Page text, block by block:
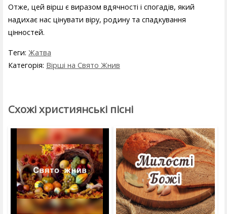
Отже, цей вірш є виразом вдячності і спогадів, який
надихає нас цінувати віру, родину та спадкування
цінностей.
Теги: Жатва
Категорія: Вірші на Свято Жнив
Схожі християнські пісні